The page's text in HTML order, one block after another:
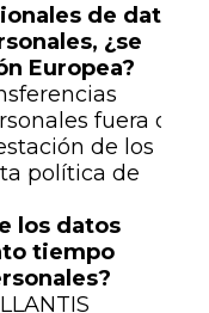
de datos
¿se
Europea?
fuera de
de los
política de
los datos
tiempo